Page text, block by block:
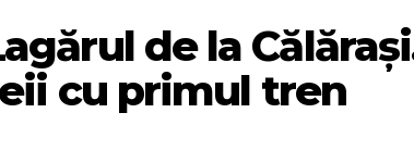
de la
cu primul tren